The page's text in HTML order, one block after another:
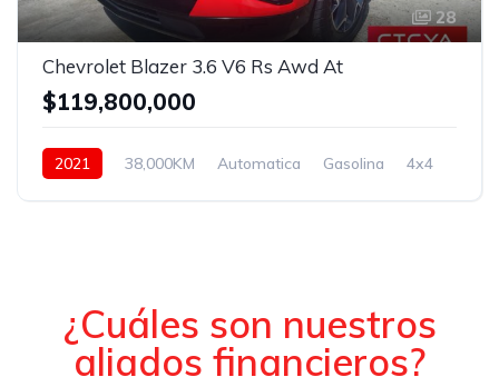
28
Chevrolet Blazer 3.6 V6 Rs Awd At
$119,800,000
2021 38,000KM Automatica Gasolina 4x4
¿Cuáles son nuestros
aliados financieros?